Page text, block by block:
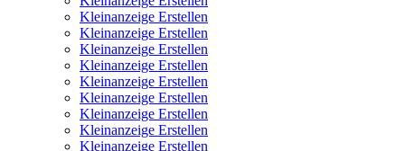
Kleinanzeige Erstellen
Kleinanzeige Erstellen
Kleinanzeige Erstellen
Kleinanzeige Erstellen
Kleinanzeige Erstellen
Kleinanzeige Erstellen
Kleinanzeige Erstellen
Kleinanzeige Erstellen
Kleinanzeige Erstellen